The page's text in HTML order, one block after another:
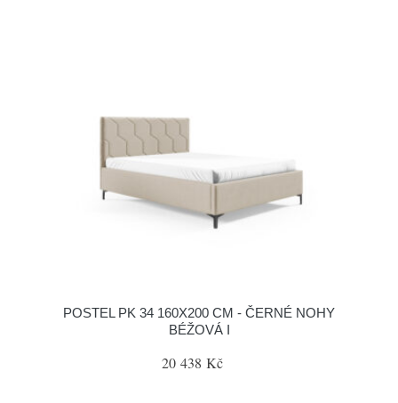
POSTEL PK 34 160X200 CM - ČERNÉ NOHY
BÉŽOVÁ I
20 438 Kč